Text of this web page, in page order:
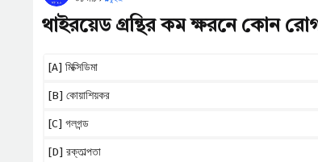
থাইরয়েড গ্রন্থির কম ক্ষরনে কোন
[A] মিক্সিডিমা
[B] কোয়াশিয়কর
[C] গলগন্ড
[D] রক্তাল্পতা